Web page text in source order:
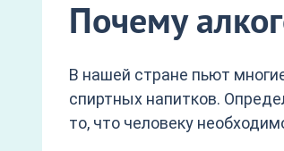
Почему
В нашей стране пьют
спиртных напитков.
то, что человеку